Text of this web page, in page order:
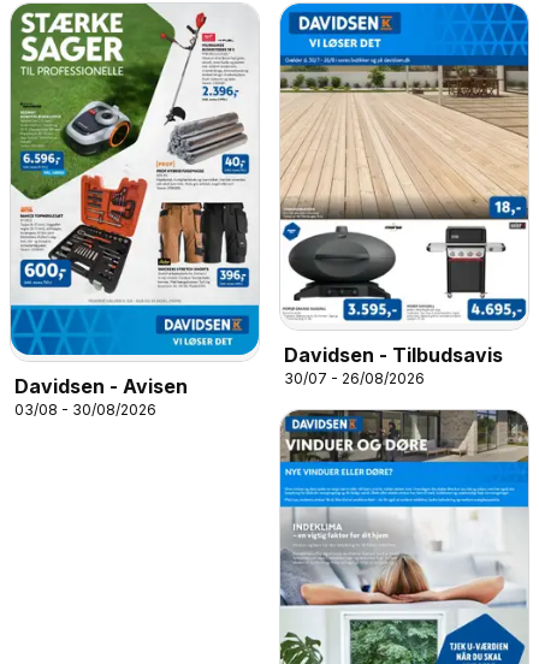
Davidsen - Avisen
03/08 - 30/08/2026
Davidsen - Tilbudsavis
30/07 - 26/08/2026